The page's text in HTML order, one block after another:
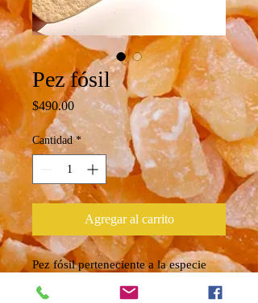
Pez fósil
$490.00Precio
Cantidad *
Agregar al carrito
Pez fósil perteneciente a la especie
Knightia eocaena